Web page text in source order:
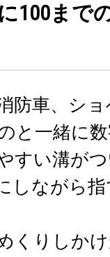
100まで
防車、シ
と一緒に数
すい溝が
しながら
くりしかけ